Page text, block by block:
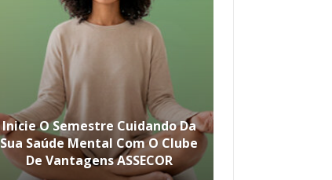
Inicie O Semestre Cuidando Da
Sua Saúde Mental Com O Clube
De Vantagens ASSECOR